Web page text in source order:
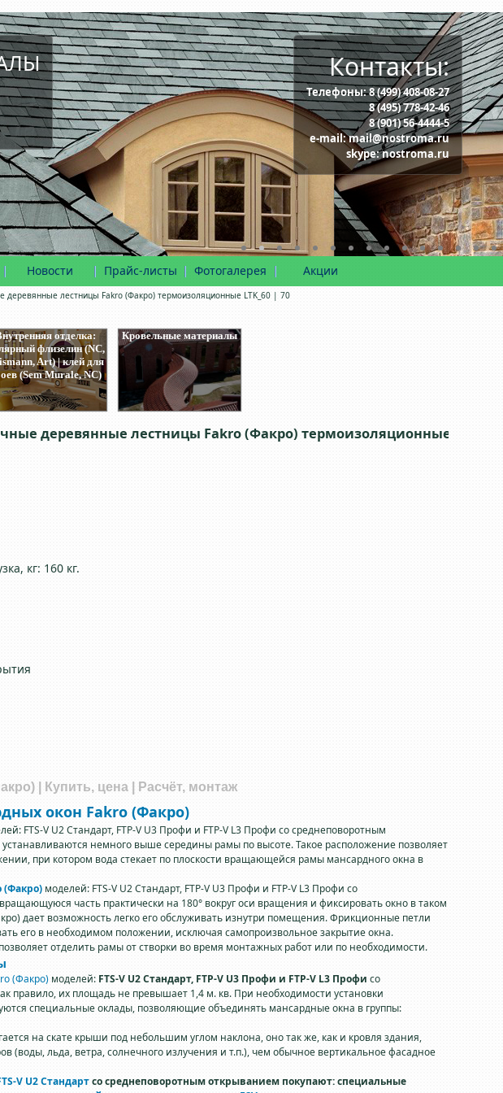
Контакты:
Телефоны:8 (499) 408-08-27
8 (495) 778-42-46
8 (901) 56-4444-5
e-mail:mail@nostroma.ru
skype:nostroma.ru
Новости Прайс-листы Фотогалерея Акции
деревянные лестницы Fakro (Факро) термоизоляционные LTK_60 | 70
отделка:
флизелин (NC,
Art) | клей для
(Sem Murale, NC)
Кровельные материалы
деревянные лестницы Fakro (Факро) термоизоляционные
кг: 160 кг.
| Купить, цена | Расчёт, монтаж
окон Fakro (Факро)
FTS-V U2 Стандарт, FTP-V U3 Профи и FTP-V L3 Профи со среднеповоротным
немного выше середины рамы по высоте. Такое расположение позволяет
при котором вода стекает по плоскости вращающейся рамы мансардного окна в
(Факро)моделей: FTS-V U2 Стандарт, FTP-V U3 Профи и FTP-V L3 Профи со
часть практически на 180° вокруг оси вращения и фиксировать окно в таком
дает возможность легко его обслуживать изнутри помещения. Фрикционные петли
его в необходимом положении, исключая самопроизвольное закрытие окна.
отделить рамы от створки во время монтажных работ или по необходимости.
(Факро) моделей: FTS-V U2 Стандарт, FTP-V U3 Профи и FTP-V L3 Профи со
правило, их площадь не превышает 1,4 м. кв. При необходимости установки
специальные оклады, позволяющие объединять мансардные окна в группы:
на скате крыши под небольшим углом наклона, оно так же, как и кровля здания,
(воды, льда, ветра, солнечного излучения и т.п.), чем обычное вертикальное фасадное
V U2 Стандартсо среднеповоротным открыванием покупают: специальные